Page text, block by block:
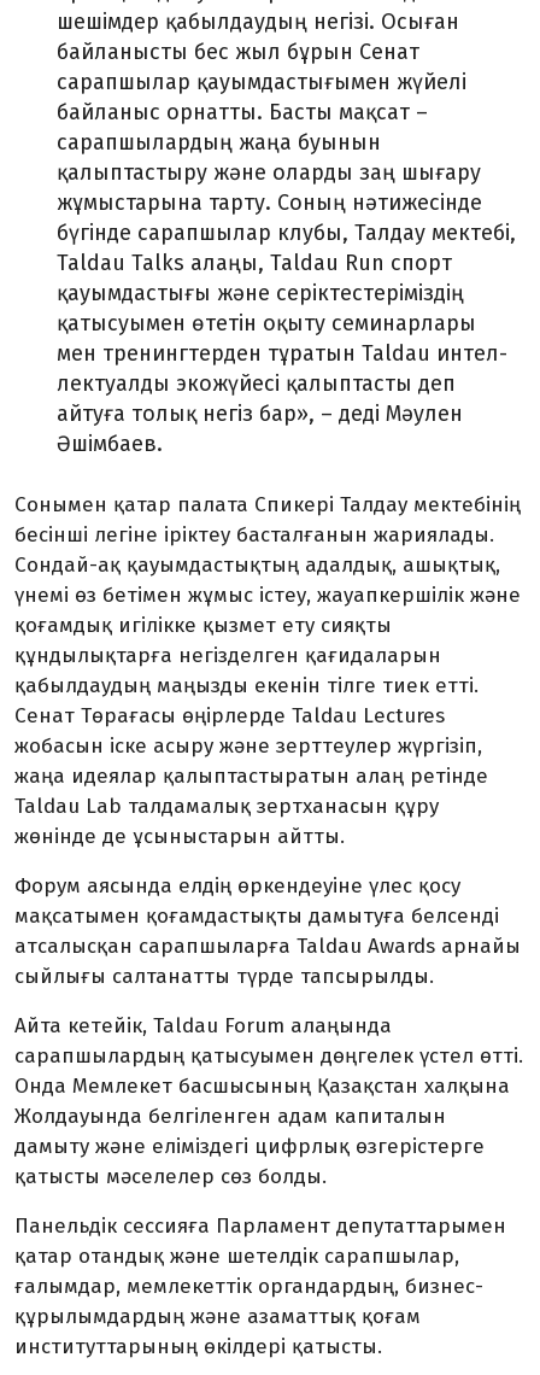
шешімдер қабылдаудың негізі. Осыған
байланысты бес жыл бұрын Сенат
сарапшылар қауымдастығымен жүйелі
байланыс орнатты. Басты мақсат –
сарапшылардың жаңа буы­нын
қалыптастыру және оларды заң шығару
жұмыстарына тарту. Соның нәтижесінде
бүгінде сарапшылар клубы, Талдау мектебі,
Taldau Talks алаңы, Taldau Run спорт
қауымдастығы және серік­тестеріміздің
қатысуымен өтетін оқыту семинарлары
мен тре­нинг­терден тұ­ратын Taldau интел­
лектуалды экожүйесі қалыптасты деп
айтуға толық негіз бар», – деді Мәулен
Әшімбаев.
Сонымен қатар палата Спикері Талдау мектебінің
бесінші легіне ірік­теу басталғанын жариялады.
Сондай-ақ қауымдастықтың адалдық, ашық­тық,
үнемі өз бетімен жұмыс істеу, жауапкершілік және
қоғамдық игілік­ке қызмет ету сияқты
құндылықтарға негізделген қағидаларын
қабылдаудың маңызды екенін тілге тиек етті.
Сенат Төрағасы өңірлерде Taldau Lectures
жобасын іске асыру және зерттеулер жүргізіп,
жаңа идеялар қалыптас­тыратын алаң ретінде
Taldau Lab талдамалық зертханасын құру
жөнінде де ұсыныстарын айтты.
Форум аясында елдің өркендеуіне үлес қосу
мақсатымен қоғамдастықты дамытуға белсенді
атсалысқан сарап­шы­ларға Taldau Awards арнайы
сый­лығы салтанатты түрде тапсырылды.
Айта кетейік, Taldau Forum алаңын­да
сарапшылардың қатысуы­мен дөңгелек үстел өтті.
Онда Мемле­кет басшысының Қазақстан халқына
Жолдауында белгіленген адам капи­талын
дамыту және еліміздегі цифр­лық өзгерістерге
қатысты мәселелер сөз болды.
Панельдік сессияға Парламент депутаттарымен
қатар отандық және шетел­дік сарапшылар,
ғалымдар, мемлекеттік органдардың, бизнес-
құрылымдардың және азаматтық қо­ғам
институттарының өкілдері қа­тысты.